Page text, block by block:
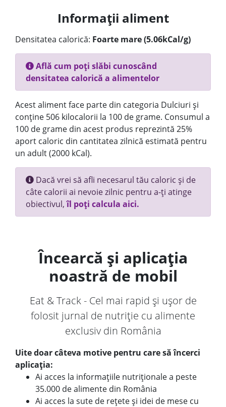
Informații aliment
Densitatea calorică: Foarte mare (5.06kCal/g)
Află cum poți slăbi cunoscând
densitatea calorică a alimentelor
Acest aliment face parte din categoria Dulciuri și
conține 506 kilocalorii la 100 de grame. Consumul a
100 de grame din acest produs reprezintă 25%
aport caloric din cantitatea zilnică estimată pentru
un adult (2000 kCal).
Dacă vrei să afli necesarul tău caloric și de
câte calorii ai nevoie zilnic pentru a-ți atinge
obiectivul,îl poți calcula aici.
Încearcă și aplicația
noastră de mobil
Eat & Track - Cel mai rapid și ușor de
folosit jurnal de nutriție cu alimente
exclusiv din România
Uite doar câteva motive pentru care să încerci
aplicația:
Ai acces la informațiile nutriționale a peste
35.000 de alimente din România
Ai acces la sute de rețete și idei de mese cu